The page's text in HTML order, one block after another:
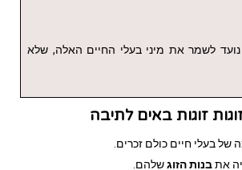
נועד לשמר את מיני בעלי החיים האלה, שלא
זוגות באים לתיבה
של בעלי חיים כולם זכרים.
אתבנות הזוגשלהם.